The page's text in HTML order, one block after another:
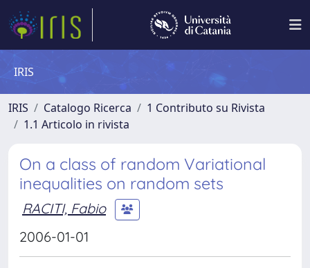
IRIS
IRIS Catalogo Ricerca
1 Contributo su Rivista
1.1 Articolo in rivista
On a class of random Variational
inequalities on random sets
RACITI, Fabio
2006-01-01